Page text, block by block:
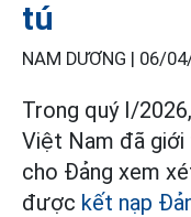
tú
NAM DƯƠNG | 06/
Trong quý I/
Việt Nam đã giới
cho Đảng xem
được kết nạp